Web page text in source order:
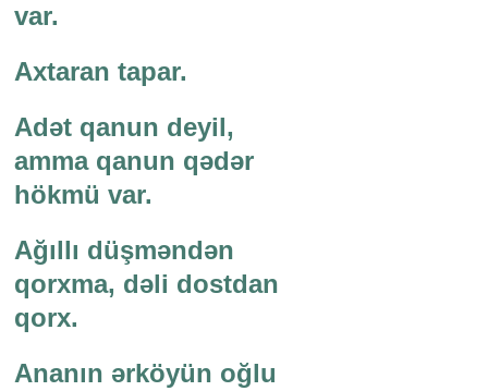
var.
Axtaran tapar.
Adət qanun deyil,
amma qanun qədər
hökmü var.
Ağıllı düşməndən
qorxma, dəli dostdan
qorx.
Ananın ərköyün oğlu